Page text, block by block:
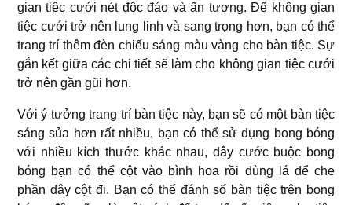
gian tiệc cưới nét độc đáo và ấn tượng. Để không gian
tiệc cưới trở nên lung linh và sang trọng hơn, bạn có thể
trang trí thêm đèn chiếu sáng màu vàng cho bàn tiệc. Sự
gắn kết giữa các chi tiết sẽ làm cho không gian tiệc cưới
trở nên gần gũi hơn.
Với ý tưởng trang trí bàn tiệc này, bạn sẽ có một bàn tiệc
sáng sủa hơn rất nhiều, bạn có thể sử dụng bong bóng
với nhiều kích thước khác nhau, dây cước buộc bong
bóng bạn có thể cột vào bình hoa rồi dùng lá để che
phần dây cột đi. Bạn có thể đánh số bàn tiệc trên bong